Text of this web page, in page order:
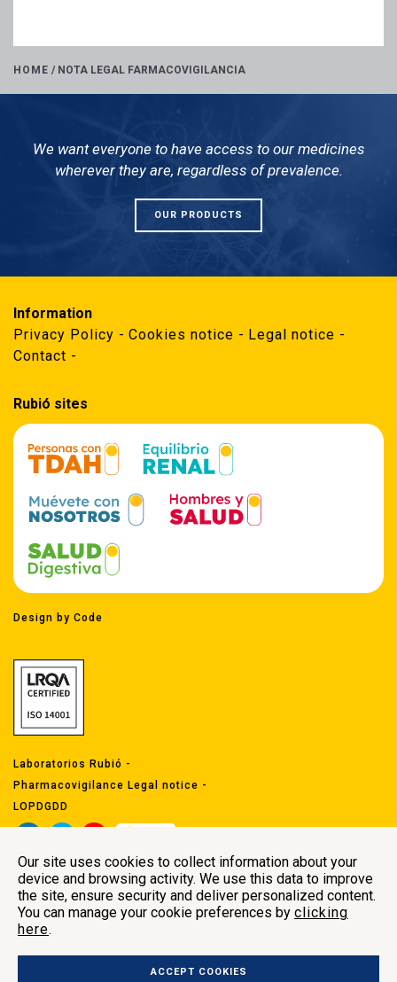
HOME / NOTA LEGAL FARMACOVIGILANCIA
Our site uses cookies to collect information about your
device and browsing activity. We use this data to improve
the site, ensure security and deliver personalized content.
You can manage your cookie preferences by clicking
here.
ACCEPT COOKIES
We want everyone to have access to our medicines
wherever they are, regardless of prevalence.
OUR PRODUCTS
Information
Privacy Policy
Cookies notice
Legal notice
Contact
Rubió sites
Design by Code
Laboratorios Rubió -
Pharmacovigilance Legal notice -
LOPDGDD
Head offices
Carrer Indústria 29